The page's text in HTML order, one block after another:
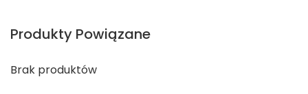
Produkty Powiązane
Brak produktów